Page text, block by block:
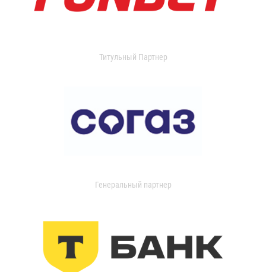
Титульный Партнер
Генеральный партнер